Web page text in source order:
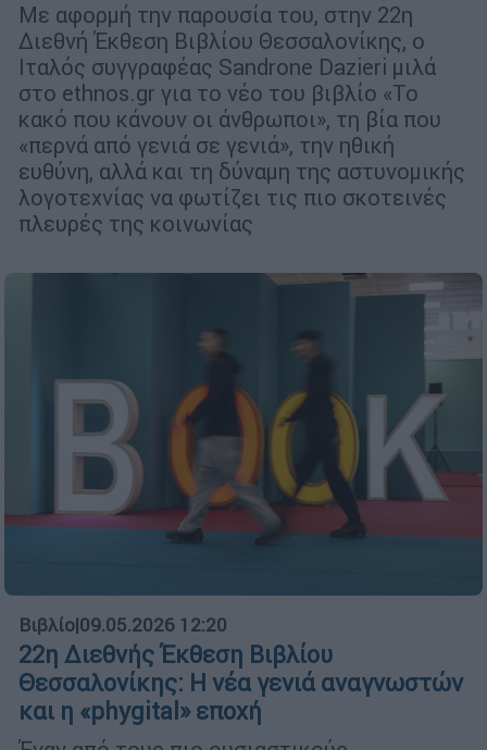
Με αφορμή την παρουσία του, στην 22η
Διεθνή Έκθεση Βιβλίου Θεσσαλονίκης, ο
Ιταλός συγγραφέας Sandrone Dazieri μιλά
στο ethnos.gr για το νέο του βιβλίο «Το
κακό που κάνουν οι άνθρωποι», τη βία που
«περνά από γενιά σε γενιά», την ηθική
ευθύνη, αλλά και τη δύναμη της αστυνομικής
λογοτεχνίας να φωτίζει τις πιο σκοτεινές
πλευρές της κοινωνίας
Βιβλίο|09.05.2026 12:20
22η Διεθνής Έκθεση Βιβλίου
Θεσσαλονίκης: Η νέα γενιά αναγνωστών
και η «phygital» εποχή